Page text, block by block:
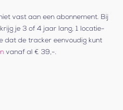
vast aan een abonnement. Bij
je 3 of 4 jaar lang, 1 locatie-
dat de tracker eenvoudig kunt
vanaf al € 39,-.